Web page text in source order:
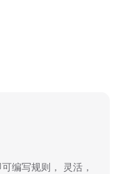
编写规则， 灵活，